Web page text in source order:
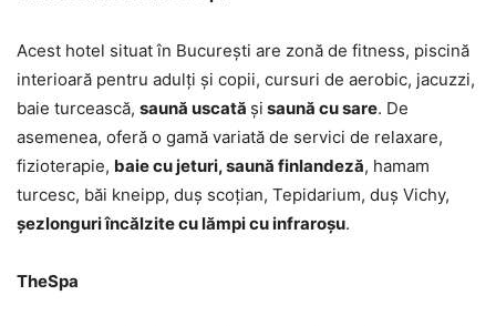
Acest hotel situat în București are zonă de fitness, piscină
interioară pentru adulți și copii, cursuri de aerobic, jacuzzi,
baie turcească, saună uscată și saună cu sare. De
asemenea, oferă o gamă variată de servici de relaxare,
fizioterapie, baie cu jeturi, saună finlandeză, hamam
turcesc, băi kneipp, duș scoțian, Tepidarium, duș Vichy,
șezlonguri încălzite cu lămpi cu infraroșu.
TheSpa